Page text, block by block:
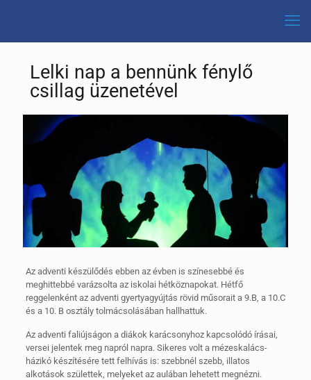
Lelki nap a bennünk fénylő
csillag üzenetével
Az adventi készülődés ebben az évben is színesebbé és
meghittebbé varázsolta az iskolai hétköznapokat. Hétfő
reggelenként az adventi gyertyagyújtás rövid műsorait a 9.B, a 10.C
és a 10. B osztály tolmácsolásában hallhattuk.
Az adventi faliújságon a diákok karácsonyhoz kapcsolódó írásai,
versei jelentek meg napról napra. Sikeres volt a mézeskalács-
házikó készítésére tett felhívás is: szebbnél szebb, illatos
alkotások születtek, melyeket az aulában lehetett megnézni.